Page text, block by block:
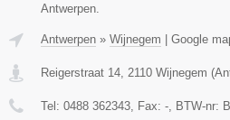
Antwerpen.
Antwerpen » Wijnegem | Google
Reigerstraat 14 2110 Wijnegem (
Tel: 0488 362343 , Fax: - , BTW-nr: